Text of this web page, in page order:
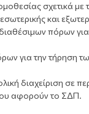
σχετικά με
και
πόρων
για την τήρηση
διαχείριση σε
αφορούν το ΣΔΠ.